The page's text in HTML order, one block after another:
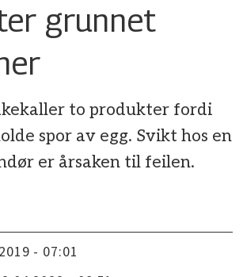
grunnet
to produkter fordi
spor av egg. Svikt hos en
er årsaken til feilen.
- 07:01